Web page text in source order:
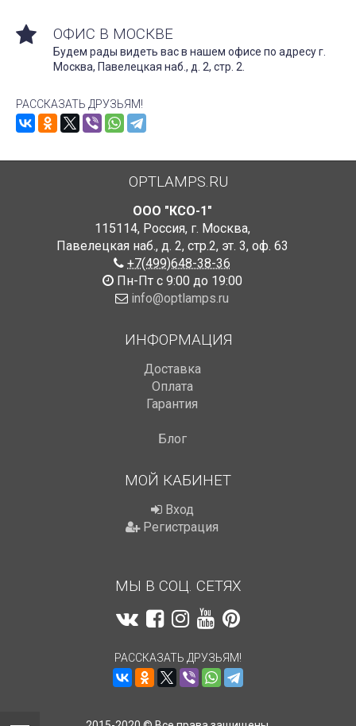
ОФИС В МОСКВЕ
Будем рады видеть вас в нашем офисе по адресу г.
Москва, Павелецкая наб., д. 2, стр. 2.
РАССКАЗАТЬ ДРУЗЬЯМ!
OPTLAMPS.RU
ООО "КСО-1"
115114, Россия, г. Москва,
Павелецкая наб., д. 2, стр.2, эт. 3, оф. 63
+7(499)648-38-36
Пн-Пт с 9:00 до 19:00
info@optlamps.ru
ИНФОРМАЦИЯ
Доставка
Оплата
Гарантия
Блог
МОЙ КАБИНЕТ
Вход
Регистрация
МЫ В СОЦ. СЕТЯХ
РАССКАЗАТЬ ДРУЗЬЯМ!